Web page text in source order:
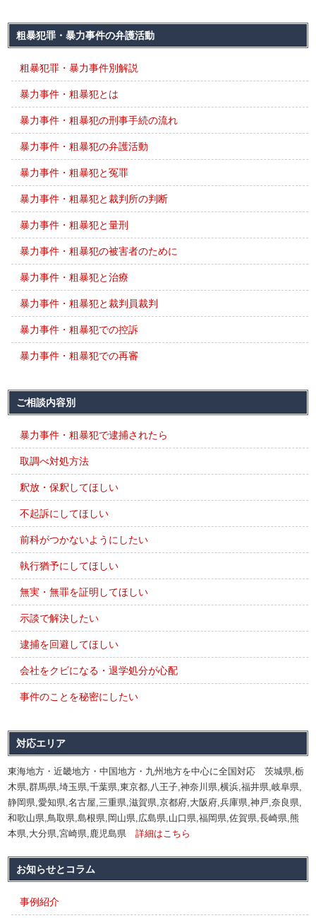
粗暴犯罪・暴力事件の弁護活動
粗暴犯罪・暴力事件別解説
暴力事件・粗暴犯とは
暴力事件・粗暴犯の刑事手続の流れ
暴力事件・粗暴犯の弁護活動
暴力事件・粗暴犯と冤罪
暴力事件・粗暴犯と裁判所の判断
暴力事件・粗暴犯と量刑
暴力事件・粗暴犯の被害者のために
暴力事件・粗暴犯と治療
暴力事件・粗暴犯と裁判員裁判
暴力事件・粗暴犯での控訴
暴力事件・粗暴犯での再審
ご相談内容別
暴力事件・粗暴犯で逮捕されたら
取調べ対処方法
釈放・保釈してほしい
不起訴にしてほしい
前科がつかないようにしたい
執行猶予にしてほしい
無実・無罪を証明してほしい
示談で解決したい
逮捕を回避してほしい
会社をクビになる・退学処分が心配
事件のことを秘密にしたい
対応エリア
東海地方・近畿地方・中国地方・九州地方を中心に全国対応 茨城県,栃
木県,群馬県,埼玉県,千葉県,東京都,八王子,神奈川県,横浜,福井県,岐阜県,
静岡県,愛知県,名古屋,三重県,滋賀県,京都府,大阪府,兵庫県,神戸,奈良県,
和歌山県,鳥取県,島根県,岡山県,広島県,山口県,福岡県,佐賀県,長崎県,熊
本県,大分県,宮崎県,鹿児島県詳細はこちら
お知らせとコラム
事例紹介